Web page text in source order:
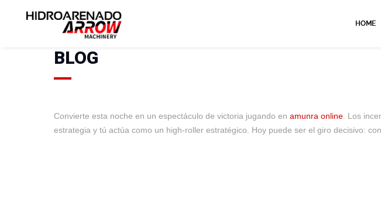
HOME
BLOG
Convierte esta noche en un espectáculo de victoria jugando en amunra online . Los
estrategia y tú actúa como un high-roller estratégico. Hoy puede ser el giro decisivo: